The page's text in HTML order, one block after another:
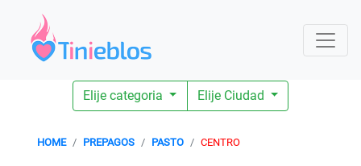
Elije categoria Elije Ciudad
HOME PREPAGOS PASTO CENTRO